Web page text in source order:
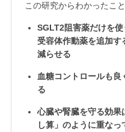
この研究からわかったこと
SGLT2阻害薬だけを
受容体作動薬を追加す
減らせる
血糖コントロールも良
る
心臓や腎臓を守る効
し算」のように重な